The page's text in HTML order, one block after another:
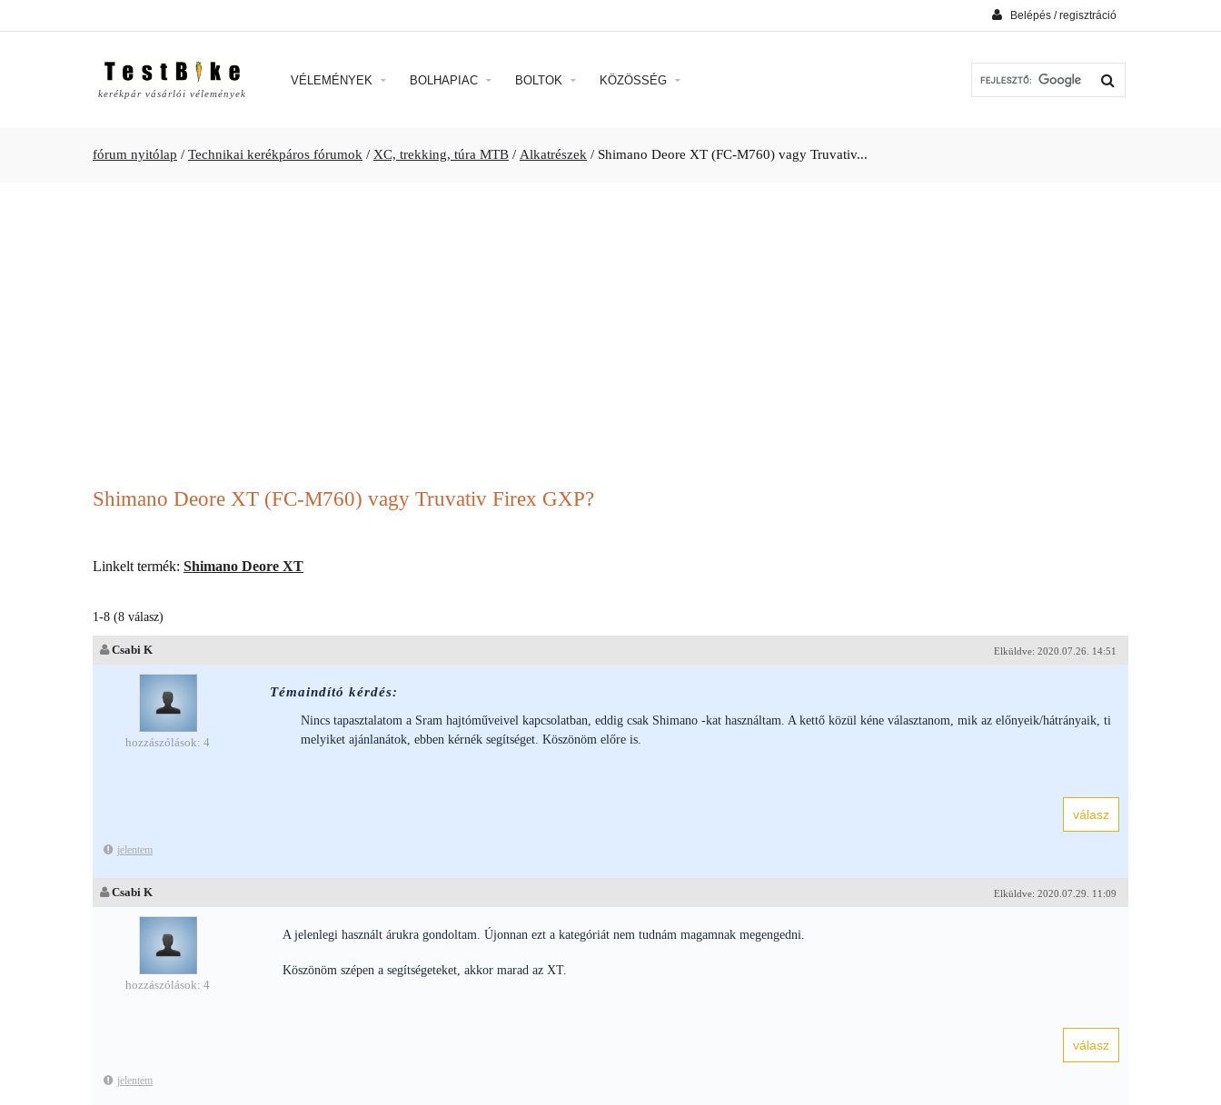
Belépés / regisztráció
kerékpár vásárlói vélemények
VÉLEMÉNYEK BOLHAPIAC BOLTOK KÖZÖSSÉG
fórum nyitólap / Technikai kerékpáros fórumok / XC, trekking, túra MTB / Alkatrészek / Shimano Deore XT (FC-M760) vagy Truvativ...
Shimano Deore XT (FC-M760) vagy Truvativ Firex GXP?
Linkelt termék: Shimano Deore XT
1-8 (8 válasz)
Elküldve: 2020.07.26. 14:51
Csabi K
hozzászólások: 4
Témaindító kérdés:
Nincs tapasztalatom a Sram hajtóműveivel kapcsolatban, eddig csak Shimano -kat használtam. A kettő közül kéne választanom, mik az előnyeik/hátrányaik, ti
melyiket ajánlanátok, ebben kérnék segítséget. Köszönöm előre is.
jelentem
Elküldve: 2020.07.29. 11:09
Csabi K
hozzászólások: 4
A jelenlegi használt árukra gondoltam. Újonnan ezt a kategóriát nem tudnám magamnak megengedni.
Köszönöm szépen a segítségeteket, akkor marad az XT.
jelentem